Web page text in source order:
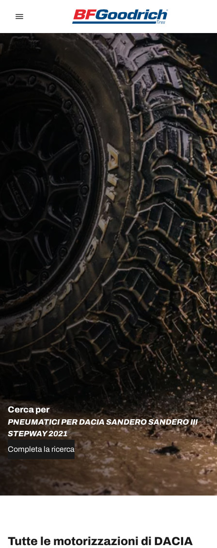
Cerca per
PNEUMATICI PER DACIA SANDERO SANDERO III
STEPWAY 2021
Completa la ricerca
Tutte le motorizzazioni di DACIA